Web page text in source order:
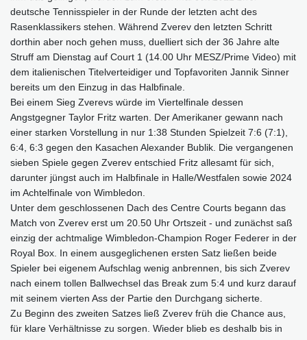
deutsche Tennisspieler in der Runde der letzten acht des
Rasenklassikers stehen. Während Zverev den letzten Schritt
dorthin aber noch gehen muss, duelliert sich der 36 Jahre alte
Struff am Dienstag auf Court 1 (14.00 Uhr MESZ/Prime Video) mit
dem italienischen Titelverteidiger und Topfavoriten Jannik Sinner
bereits um den Einzug in das Halbfinale.
Bei einem Sieg Zverevs würde im Viertelfinale dessen
Angstgegner Taylor Fritz warten. Der Amerikaner gewann nach
einer starken Vorstellung in nur 1:38 Stunden Spielzeit 7:6 (7:1),
6:4, 6:3 gegen den Kasachen Alexander Bublik. Die vergangenen
sieben Spiele gegen Zverev entschied Fritz allesamt für sich,
darunter jüngst auch im Halbfinale in Halle/Westfalen sowie 2024
im Achtelfinale von Wimbledon.
Unter dem geschlossenen Dach des Centre Courts begann das
Match von Zverev erst um 20.50 Uhr Ortszeit - und zunächst saß
einzig der achtmalige Wimbledon-Champion Roger Federer in der
Royal Box. In einem ausgeglichenen ersten Satz ließen beide
Spieler bei eigenem Aufschlag wenig anbrennen, bis sich Zverev
nach einem tollen Ballwechsel das Break zum 5:4 und kurz darauf
mit seinem vierten Ass der Partie den Durchgang sicherte.
Zu Beginn des zweiten Satzes ließ Zverev früh die Chance aus,
für klare Verhältnisse zu sorgen. Wieder blieb es deshalb bis in